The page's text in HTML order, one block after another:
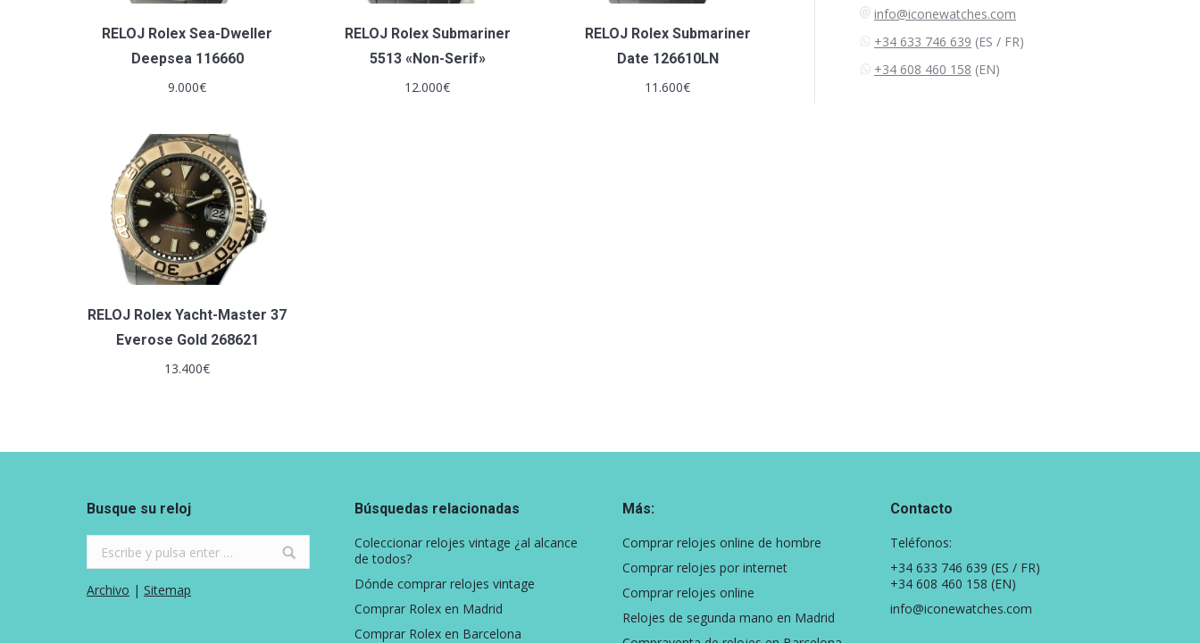
RELOJ Rolex Sea-Dweller
Deepsea 116660
9.000€
RELOJ Rolex Submariner
5513 «Non-Serif»
12.000€
RELOJ Rolex Submariner
Date 126610LN
11.600€
RELOJ Rolex Yacht-Master 37
Everose Gold 268621
13.400€
info@iconewatches.com
+34 633 746 639 (ES / FR)
+34 608 460 158 (EN)
Busque su reloj
Archivo | Sitemap
Búsquedas relacionadas
Coleccionar relojes vintage ¿al alcance
de todos?
Dónde comprar relojes vintage
Comprar Rolex en Madrid
Comprar Rolex en Barcelona
Más:
Comprar relojes online de hombre
Comprar relojes por internet
Comprar relojes online
Relojes de segunda mano en Madrid
Contacto
Teléfonos:
+34 633 746 639 (ES / FR)
+34 608 460 158 (EN)
info@iconewatches.com